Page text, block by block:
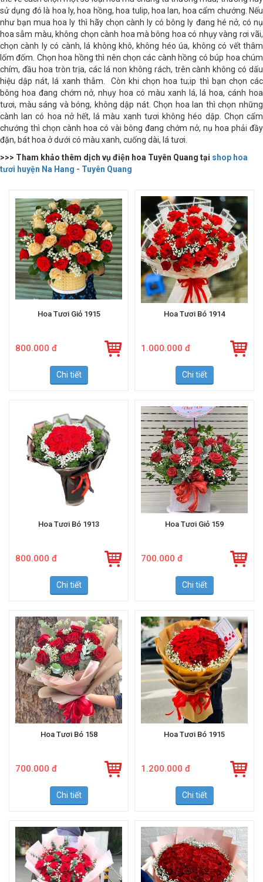
thể về cách chọn một số loại hoa mà chúng ta thường mua, thường hay
sử dụng đó là hoa ly, hoa hồng, hoa tulip, hoa lan, hoa cẩm chướng. Nếu
như bạn mua hoa ly thì hãy chọn cành ly có bông ly đang hé nở, có nụ
hoa sẫm màu, không chọn cành hoa mà bông hoa có nhụy vàng rơi vãi,
chọn cành ly có cành, lá không khô, không héo úa, không có vết thâm
lốm đốm. Chọn hoa hồng thì nên chọn các cành hồng có búp hoa chúm
chím, đầu hoa tròn trịa, các lá non không rách, trên cành không có dấu
hiệu dập nát, lá xanh thẫm. Còn khi chọn hoa tu;ip thì bạn chọn các
bông hoa đang chớm nở, nhụy hoa có màu xanh lá, lá hoa, cánh hoa
tươi, màu sáng và bóng, không dập nát. Chọn hoa lan thì chọn những
cành lan có hoa nở hết, lá màu xanh tươi không héo dập. Chọn cẩm
chướng thì chọn cành hoa có vài bông đang chớm nở, nụ hoa phải đầy
đặn, bát hoa ở dưới có màu xanh, cuống dài, lá tươi.
>>> Tham khảo thêm dịch vụ điện hoa Tuyên Quang tại
shop hoa
tươi huyện Na Hang - Tuyên Quang
Chi tiết Chi tiết
Chi tiết Chi tiết
Chi tiết Chi tiết